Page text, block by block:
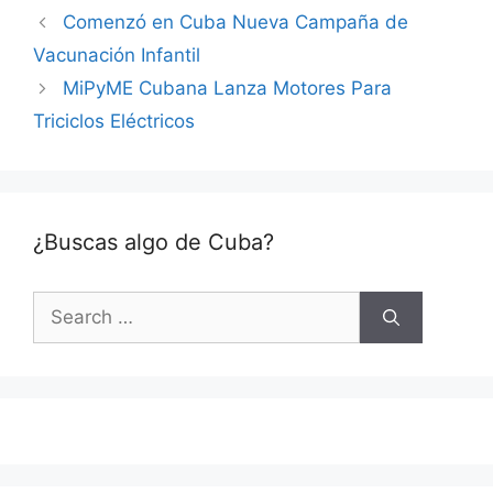
Comenzó en Cuba Nueva Campaña de
Vacunación Infantil
MiPyME Cubana Lanza Motores Para
Triciclos Eléctricos
¿Buscas algo de Cuba?
Search
for: